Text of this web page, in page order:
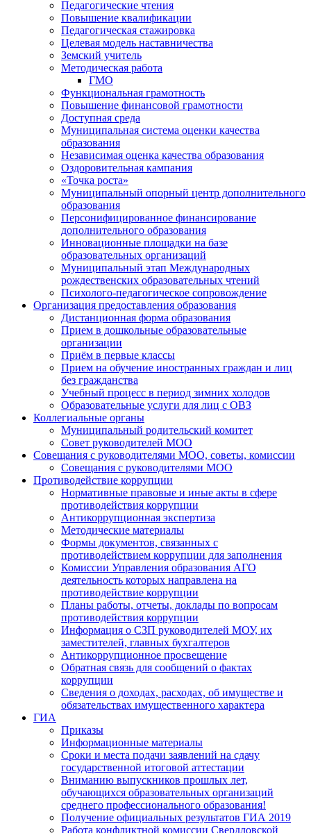
Педагогические чтения
Повышение квалификации
Педагогическая стажировка
Целевая модель наставничества
Земский учитель
Методическая работа
ГМО
Функциональная грамотность
Повышение финансовой грамотности
Доступная среда
Муниципальная система оценки качества
образования
Независимая оценка качества образования
Оздоровительная кампания
«Точка роста»
Муниципальный опорный центр дополнительного
образования
Персонифицированное финансирование
дополнительного образования
Инновационные площадки на базе
образовательных организаций
Муниципальный этап Международных
рождественских образовательных чтений
Психолого-педагогическое сопровождение
Организация предоставления образования
Дистанционная форма образования
Прием в дошкольные образовательные
организации
Приём в первые классы
Прием на обучение иностранных граждан и лиц
без гражданства
Учебный процесс в период зимних холодов
Образовательные услуги для лиц с ОВЗ
Коллегиальные органы
Муниципальный родительский комитет
Совет руководителей МОО
Совещания с руководителями МОО, советы, комиссии
Совещания с руководителями МОО
Противодействие коррупции
Нормативные правовые и иные акты в сфере
противодействия коррупции
Антикоррупционная экспертиза
Методические материалы
Формы документов, связанных с
противодействием коррупции для заполнения
Комиссии Управления образования АГО
деятельность которых направлена на
противодействие коррупции
Планы работы, отчеты, доклады по вопросам
противодействия коррупции
Информация о СЗП руководителей МОУ, их
заместителей, главных бухгалтеров
Антикоррупционное просвещение
Обратная связь для сообщений о фактах
коррупции
Сведения о доходах, расходах, об имуществе и
обязательствах имущественного характера
ГИА
Приказы
Информационные материалы
Сроки и места подачи заявлений на сдачу
государственной итоговой аттестации
Вниманию выпускников прошлых лет,
обучающихся образовательных организаций
среднего профессионального образования!
Получение официальных результатов ГИА 2019
Работа конфликтной комиссии Свердловской